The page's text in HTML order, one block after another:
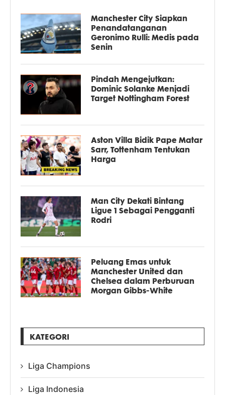
Manchester City Siapkan
Penandatanganan
Geronimo Rulli: Medis pada
Senin
Pindah Mengejutkan:
Dominic Solanke Menjadi
Target Nottingham Forest
Aston Villa Bidik Pape Matar
Sarr, Tottenham Tentukan
Harga
Man City Dekati Bintang
Ligue 1 Sebagai Pengganti
Rodri
Peluang Emas untuk
Manchester United dan
Chelsea dalam Perburuan
Morgan Gibbs-White
KATEGORI
Liga Champions
Liga Indonesia